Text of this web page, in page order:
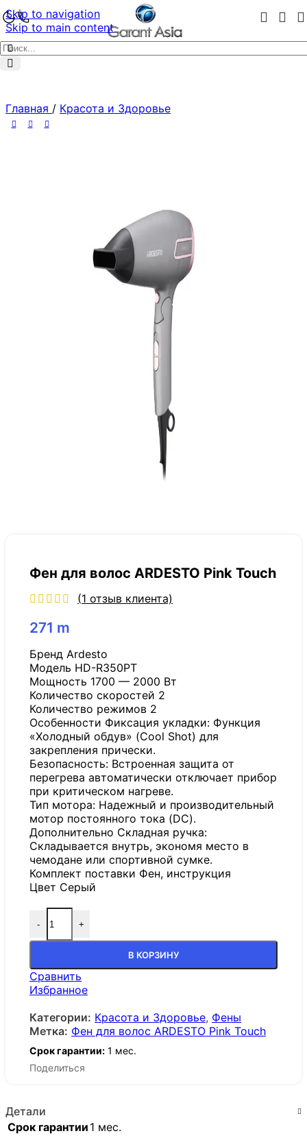
Skip to navigation
Skip to main content
Главная / Красота и Здоровье
Фен для волос ARDESTO Pink Touch
(1 отзыв клиента)
271 m
Бренд Ardesto
Модель HD-R350PT
Мощность 1700 — 2000 Вт
Количество скоростей 2
Количество режимов 2
Особенности Фиксация укладки: Функция
«Холодный обдув» (Cool Shot) для
закрепления прически.
Безопасность: Встроенная защита от
перегрева автоматически отключает прибор
при критическом нагреве.
Тип мотора: Надежный и производительный
мотор постоянного тока (DC).
Дополнительно Складная ручка:
Складывается внутрь, экономя место в
чемодане или спортивной сумке.
Комплект поставки Фен, инструкция
Цвет Серый
- +
В КОРЗИНУ
Сравнить
Избранное
Категории: Красота и Здоровье, Фены
Метка: Фен для волос ARDESTO Pink Touch
Срок гарантии: 1 мес.
Поделиться
Детали
Срок гарантии 1 мес.